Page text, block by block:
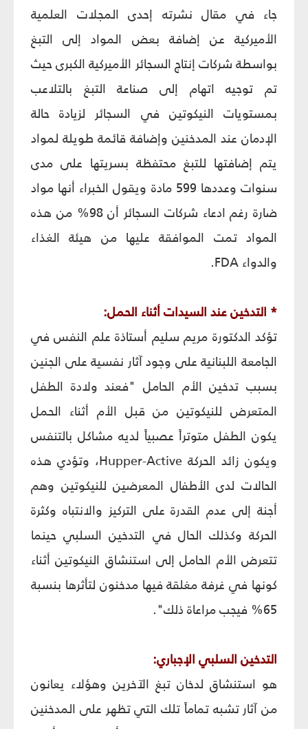
جاء في مقال نشرته إحدى المجلات العلمية
الأميركية عن إضافة بعض المواد إلى التبغ
بواسطة شركات إنتاج السجائر الأميركية الكبرى حيث
تم توجيه اتهام إلى صناعة التبغ بالتلاعب
بمستويات النيكوتين في السجائر لزيادة حالة
الإدمان عند المدخنين وإضافة قائمة طويلة لمواد
يتم إضافتها للتبغ محتفظة بسريتها على مدى
سنوات وعددها 599 مادة ويقول الخبراء أنها مواد
ضارة رغم ادعاء شركات السجائر أن 98% من هذه
المواد تمت الموافقة عليها من هيئة الغذاء
والدواء FDA.
* التدخين عند السيدات أثناء الحمل:
تؤكد الدكتورة مريم سليم أستاذة علم النفس في
الجامعة اللبنانية على وجود آثار نفسية على الجنين
بسبب تدخين الأم الحامل "فعند ولادة الطفل
المتعرض للنيكوتين من قبل الأم أثناء الحمل
يكون الطفل متوتراً عصبياً لديه مشاكل بالتنفس
ويكون زائد الحركة Hupper-Active، وتؤدي هذه
الحالات لدى الأطفال المعرضين للنيكوتين وهم
أجنة إلى عدم القدرة على التركيز والانتباه وكثرة
الحركة وكذلك الحال في التدخين السلبي حينما
تتعرض الأم الحامل إلى استنشاق النيكوتين أثناء
كونها في غرفة مغلقة فيها مدخنون لتأثرها بنسبة
65% فيجب مراعاة ذلك".
التدخين السلبي الإجباري:
هو استنشاق لدخان تبغ الآخرين وهؤلاء يعانون
من آثار تشبه تماماً تلك التي تظهر على المدخنين